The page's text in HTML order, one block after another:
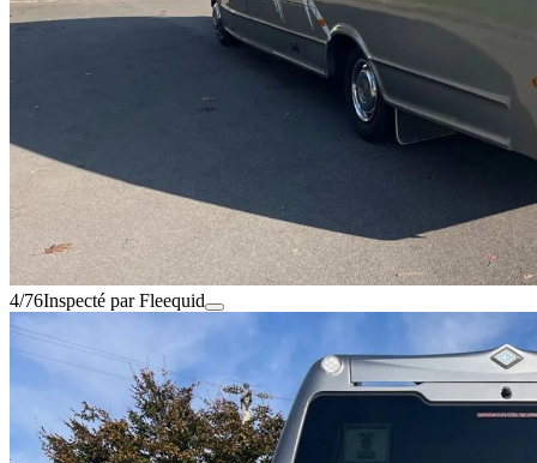
4/76Inspecté par Fleequid